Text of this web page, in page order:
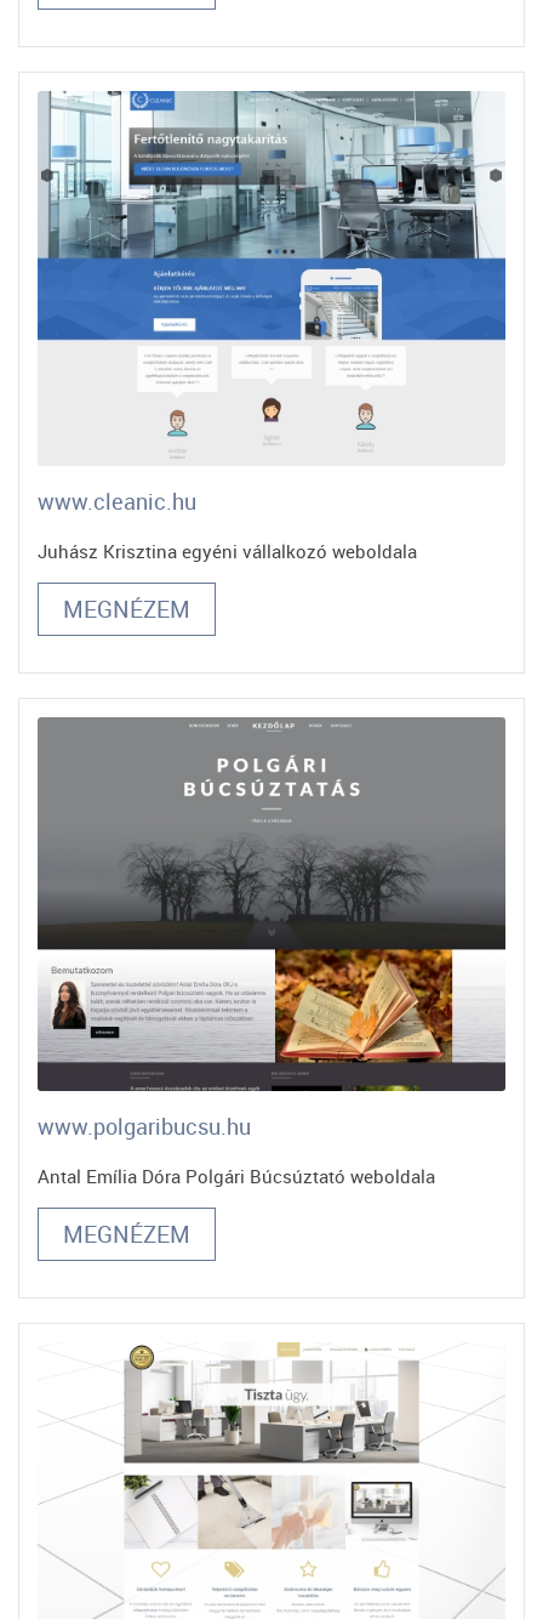
www.cleanic.hu
Juhász Krisztina egyéni vállalkozó weboldala
MEGNÉZEM
www.polgaribucsu.hu
Antal Emília Dóra Polgári Búcsúztató weboldala
MEGNÉZEM